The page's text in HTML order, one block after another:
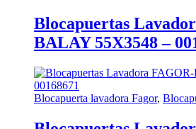
Blocapuertas
BALAY 55X3548 –
Blocapuerta lavadora Fagor,